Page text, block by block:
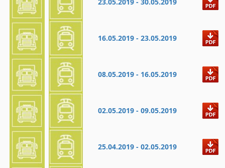
16.05.2019 - 23.05.2019
08.05.2019 - 16.05.2019
02.05.2019 - 09.05.2019
25.04.2019 - 02.05.2019